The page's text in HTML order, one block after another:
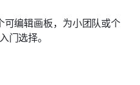
可编辑画板，为小团队或个
门选择。